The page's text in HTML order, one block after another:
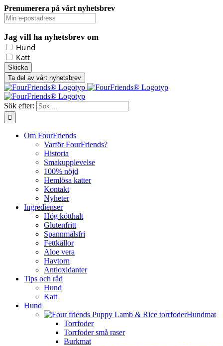
Prenumerera på vårt nyhetsbrev
Jag vill ha nyhetsbrev om
Hund
Katt
Ta del av vårt nyhetsbrev
Sök efter:
Om FourFriends
Varför FourFriends?
Historia
Smakupplevelse
100% nöjd
Hemlösa katter
Kontakt
Nyheter
Ingredienser
Hög kötthalt
Glutenfritt
Spannmålsfri
Fettkällor
Aloe vera
Havtorn
Antioxidanter
Tips och råd
Hund
Katt
Hund
Hundmat
Torrfoder
Torrfoder små raser
Burkmat